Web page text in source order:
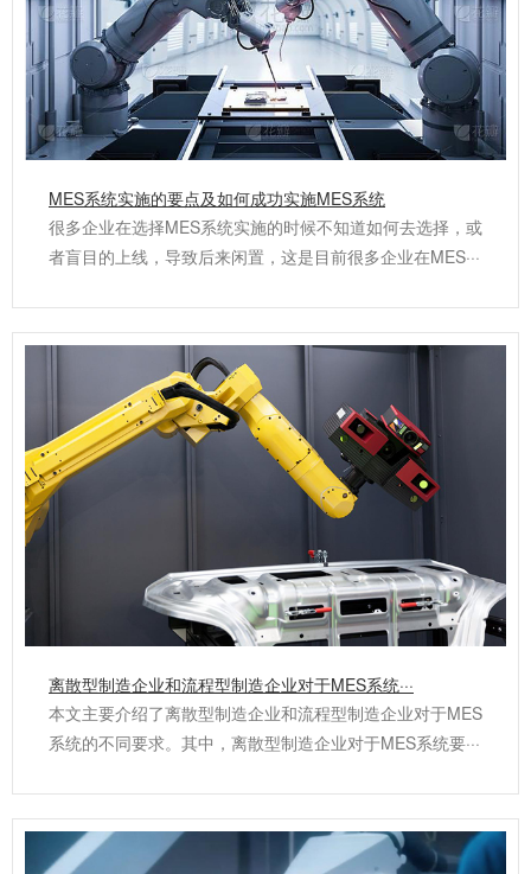
MES系统实施的要点及如何成功实施MES系统
很多企业在选择MES系统实施的时候不知道如何去选择，或
者盲目的上线，导致后来闲置，这是目前很多企业在MES···
离散型制造企业和流程型制造企业对于MES系统···
本文主要介绍了离散型制造企业和流程型制造企业对于MES
系统的不同要求。其中，离散型制造企业对于MES系统要···